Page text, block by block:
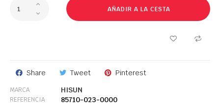
AÑADIR A LA CESTA
Share Tweet Pinterest
MARCA HISUN
REFERENCIA 85710-023-0000